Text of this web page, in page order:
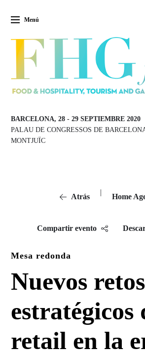
Menú
BARCELONA, 28 -29 SEPTIEMBRE 2020
PALAU DE CONGRESSOS DE
MONTJUÏC
Atrás
|
Home
Compartir evento
Mesa redonda
Nuevos retos
estratégicos
retail en la